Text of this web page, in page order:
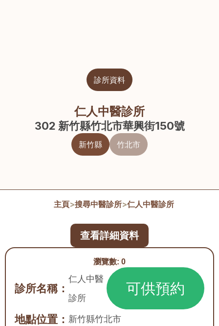
診所資料
仁人中醫診所
302 新竹縣竹北市華興街150號
新竹縣 竹北市
主頁>搜尋中醫診所>仁人中醫診所
瀏覽數: 0
診所名稱：
仁人中醫
診所
可供預約
地點位置： 新竹縣竹北市
查看詳細資料